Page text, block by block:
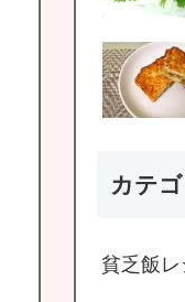
カテ
貧乏飯レ